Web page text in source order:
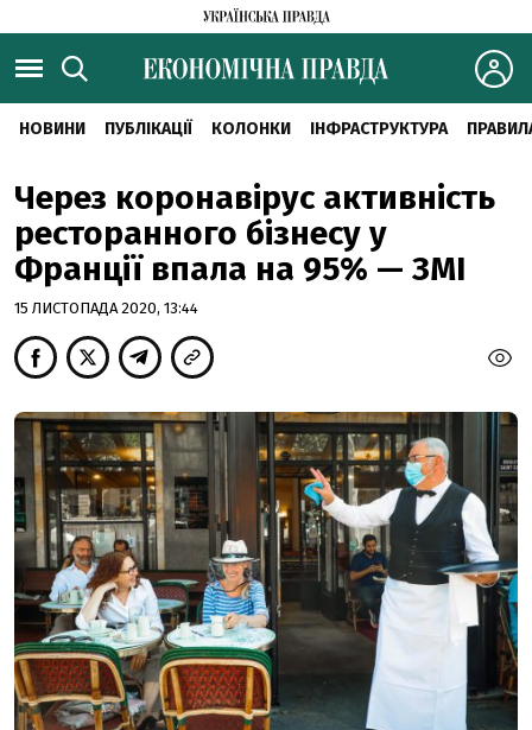
НОВИНИ ПУБЛІКАЦІЇ КОЛОНКИ ІНФРАСТРУКТУРА
Через коронавірус активність
ресторанного бізнесу у
Франції впала на 95% — ЗМІ
15 ЛИСТОПАДА 2020, 13:44